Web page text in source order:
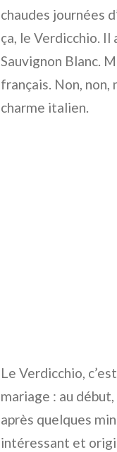
chaudes journées
ça, le Verdicchio.
Sauvignon Blanc.
français. Non,
charme italien.
Le Verdicchio,
mariage : au
après quelques
intéressant et